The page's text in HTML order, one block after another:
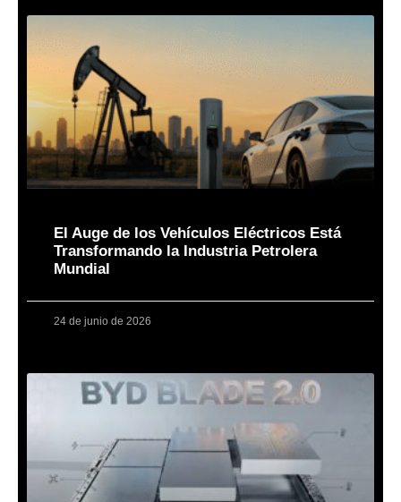
El Auge de los Vehículos Eléctricos Está
Transformando la Industria Petrolera
Mundial
24 de junio de 2026